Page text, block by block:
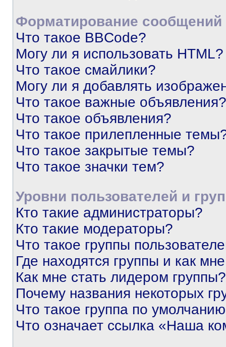
Форматирование
Что такое BBCode?
Могу ли я использовать HTML?
Что такое смайлики?
Могу ли я добавлять
Что такое важные объявления?
Что такое объявления?
Что такое прилепленные
Что такое закрытые темы?
Что такое значки тем?
Уровни пользователей и
Кто такие администраторы?
Кто такие модераторы?
Что такое группы
Где находятся группы и как
Как мне стать лидером группы?
Почему названия некоторых
Что такое группа по
Что означает ссылка «Наша